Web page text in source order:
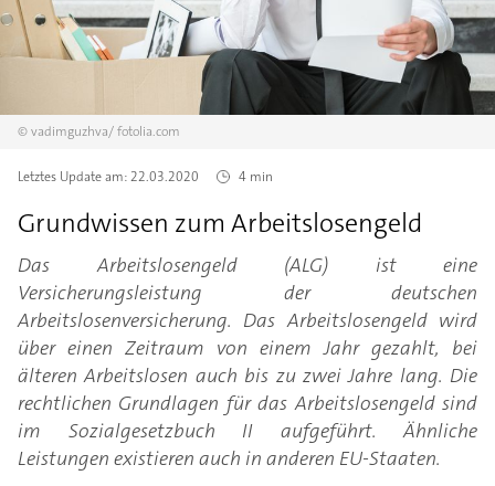
©vadimguzhva/fotolia.com
Letztes Update am:22.03.2020 4 min
Grundwissen zum Arbeitslosengeld
Das Arbeitslosengeld (ALG) ist eine
Versicherungsleistung der deutschen
Arbeitslosenversicherung. Das Arbeitslosengeld wird
über einen Zeitraum von einem Jahr gezahlt, bei
älteren Arbeitslosen auch bis zu zwei Jahre lang. Die
rechtlichen Grundlagen für das Arbeitslosengeld sind
im Sozialgesetzbuch II aufgeführt. Ähnliche
Leistungen existieren auch in anderen EU-Staaten.